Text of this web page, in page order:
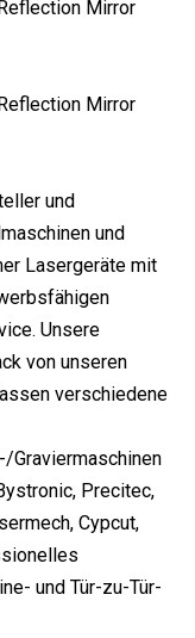
und
und
Lasergeräte mit
Unsere
von unseren
verschiedene
Precitec,
Cypcut,
und Tür-zu-Tür-